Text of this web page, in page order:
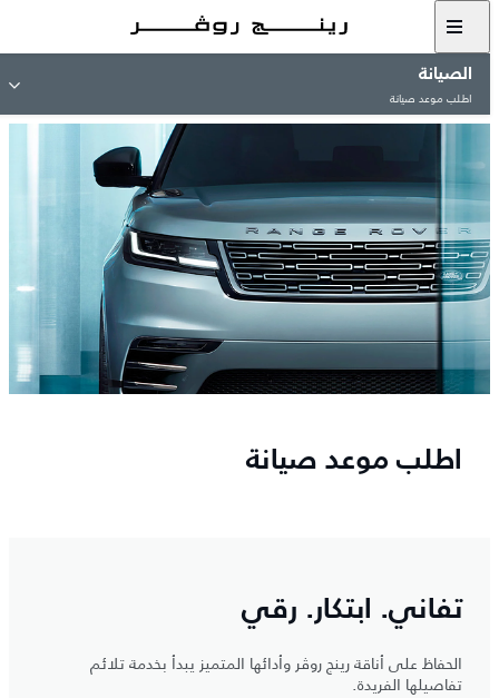
الصيانة
اطلب موعد صيانة
اطلب موعد صيانة
تفاني. ابتكار. رقي
الحفاظ على أناقة رينج روڤر وأدائها المتميز يبدأ بخدمة تلائم
تفاصيلها الفريدة.